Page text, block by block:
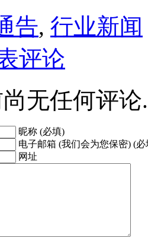
告, 行业新闻
评论
无任何评论.
昵称 (必填)
电子邮箱 (我们会为您保密) (必
网址